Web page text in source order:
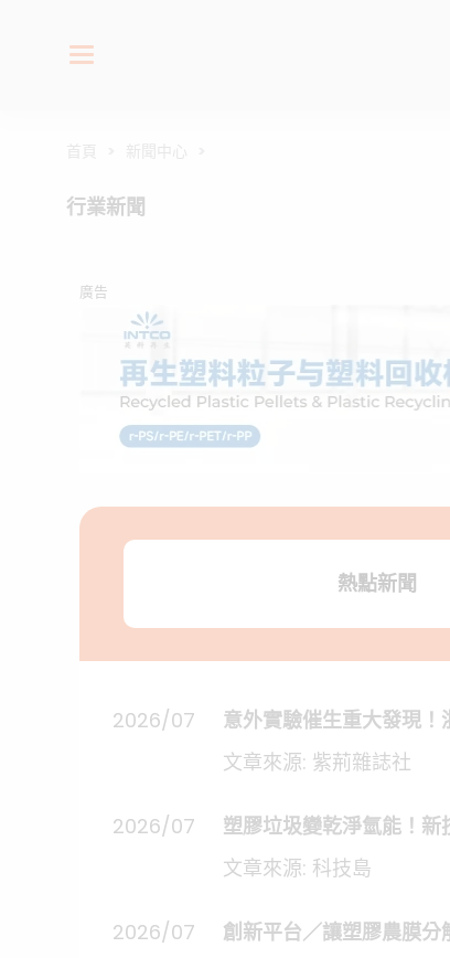
行業新聞
廣告
熱點新聞
2026/07
意外實驗催生重大發現
文章來源: 紫荊雜誌社
2026/07
塑膠垃圾變乾淨氫能！
文章來源: 科技島
2026/07
創新平台／讓塑膠農膜分